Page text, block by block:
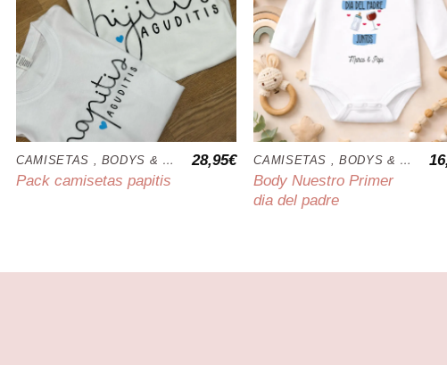
CAMISETAS , BODYS & COJINES
Pack camisetas papitis
28,95€ CAMISETAS , BODYS & COJINES
Body Nuestro Primer
dia del padre